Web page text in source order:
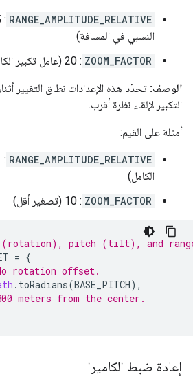
RANGE_AMPLITUDE_RELATIVE
النسبي في المسافة)
ZOOM_FACTOR : 20 (عامل تكبير الكاميرا)
الوصف: تحدّد هذه الإعدادات نطاق التغيير
التكبير لإلقاء نظرة أقرب.
أمثلة على القيم:
RANGE_AMPLITUDE_RELATIVE
الكامل)
ZOOM_FACTOR : 10 (تصغير أقل)
(rotation), pitch (tilt), and
= {
rotation offset.
. toRadians(BASE_PITCH),
meters from the center.
إعادة ضبط الكاميرا